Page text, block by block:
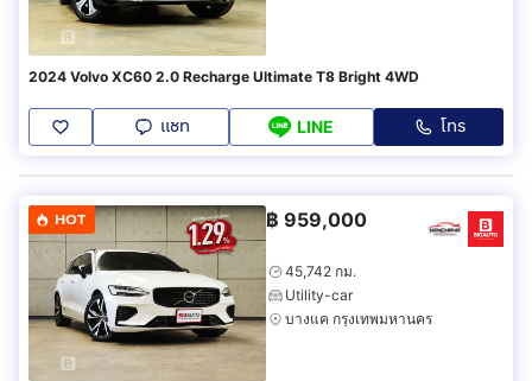
2024 Volvo XC60 2.0 Recharge Ultimate T8 Bright 4WD
แชท LINE โทร
HOT ฿ 959,000
45,742 กม.
Utility-car
บางแค กรุงเทพมหานคร